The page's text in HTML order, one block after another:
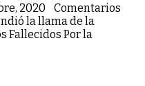
2020
Comentarios
la llama de la
Fallecidos Por la